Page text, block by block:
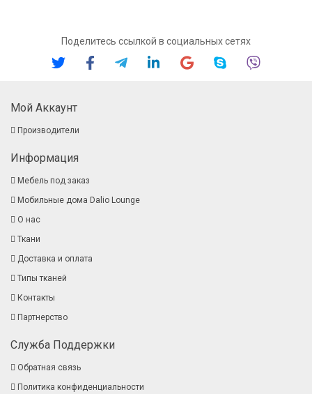
Поделитесь ссылкой в социальных сетях
Мой Аккаунт
Производители
Информация
Мебель под заказ
Мобильные дома Dalio Lounge
О нас
Ткани
Доставка и оплата
Типы тканей
Контакты
Партнерство
Служба Поддержки
Обратная связь
Политика конфиденциальности